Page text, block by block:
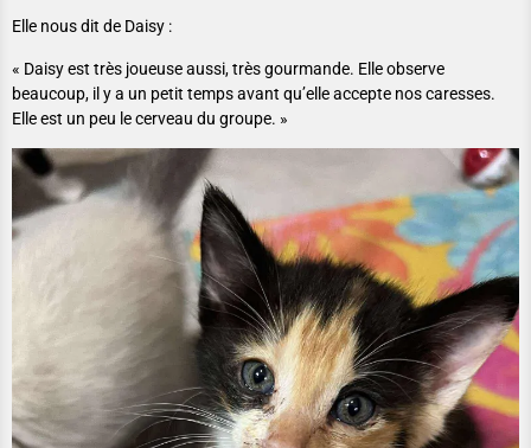
Elle nous dit de Daisy :
« Daisy est très joueuse aussi, très gourmande. Elle observe
beaucoup, il y a un petit temps avant qu’elle accepte nos caresses.
Elle est un peu le cerveau du groupe. »